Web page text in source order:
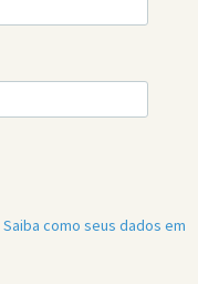
Saiba como seus dados em